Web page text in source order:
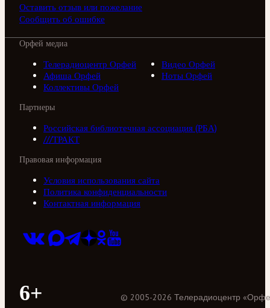
Оставить отзыв или пожелание
Сообщить об ошибке
Орфей медиа
Телерадиоцентр Орфей
Видео Орфей
Афиша Орфей
Ноты Орфей
Коллективы Орфей
Партнеры
Российская библиотечная ассоциация (РБА)
///ТРАКТ
Правовая информация
Условия использования сайта
Политика конфиденциальности
Контактная информация
6+ © 2005-2026 Телерадиоцентр